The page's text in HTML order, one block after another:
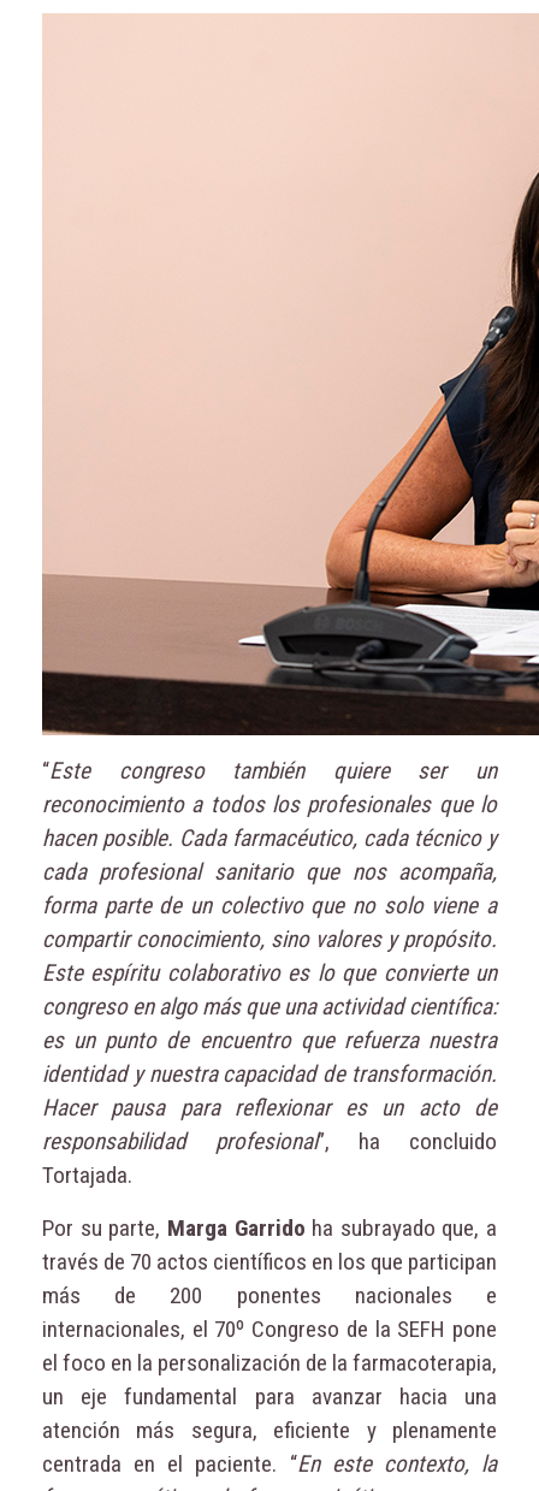
“Este congreso también quiere ser un
reconocimiento a todos los profesionales que lo
hacen posible. Cada farmacéutico, cada técnico y
cada profesional sanitario que nos acompaña,
forma parte de un colectivo que no solo viene a
compartir conocimiento, sino valores y propósito.
Este espíritu colaborativo es lo que convierte un
congreso en algo más que una actividad científica:
es un punto de encuentro que refuerza nuestra
identidad y nuestra capacidad de transformación.
Hacer pausa para reflexionar es un acto de
responsabilidad profesional”, ha concluido
Tortajada.
Por su parte, Marga Garrido ha subrayado que, a
través de 70 actos científicos en los que participan
más de 200 ponentes nacionales e
internacionales, el 70º Congreso de la SEFH pone
el foco en la personalización de la farmacoterapia,
un eje fundamental para avanzar hacia una
atención más segura, eficiente y plenamente
centrada en el paciente. “En este contexto, la